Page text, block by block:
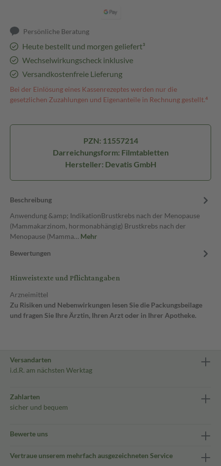
Persönliche Beratung
Heute bestellt und morgen geliefert³
Wechselwirkungscheck inklusive
Versandkostenfreie Lieferung
Bei der Einlösung eines Kassenrezeptes werden nur die
gesetzlichen Zuzahlungen und Eigenanteile in Rechnung gestellt.⁴
PZN: 11557214
Darreichungsform: Filmtabletten
Hersteller: Devatis GmbH
Beschreibung
Anwendung &amp; IndikationBrustkrebs nach der Menopause
(Mammakarzinom, hormonabhängig) Brustkrebs nach der
Menopause (Mamma… Mehr
Bewertungen
Hinweistexte und Pflichtangaben
Arzneimittel
Zu Risiken und Nebenwirkungen lesen Sie die Packungsbeilage
und fragen Sie Ihre Ärztin, Ihren Arzt oder in Ihrer Apotheke.
Versandarten
i.d.R. am nächsten Werktag
Zahlarten
sicher und bequem
Bewerte uns
Vertraue unserem mehrfach ausgezeichneten Service